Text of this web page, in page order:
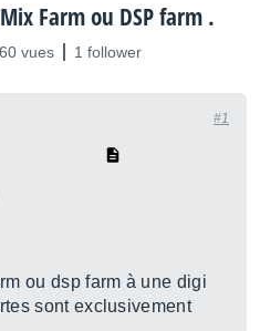
Farm ou DSP farm .
vues 1 follower
#1
ou dsp farm à une digi
sont exclusivement